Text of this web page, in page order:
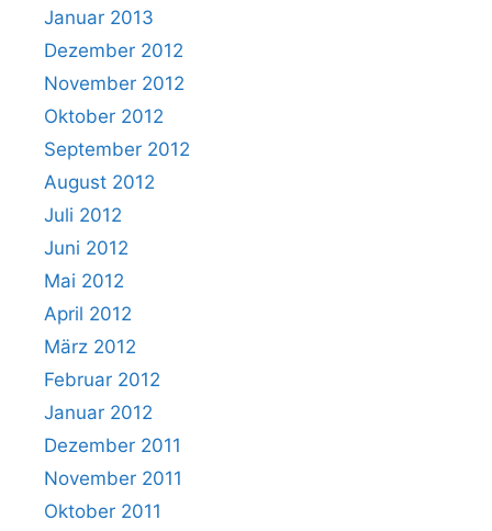
Januar 2013
Dezember 2012
November 2012
Oktober 2012
September 2012
August 2012
Juli 2012
Juni 2012
Mai 2012
April 2012
März 2012
Februar 2012
Januar 2012
Dezember 2011
November 2011
Oktober 2011